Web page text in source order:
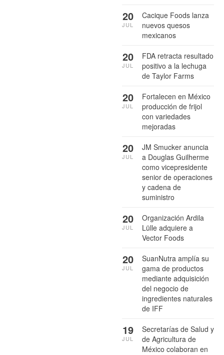
Cacique Foods lanza
nuevos quesos
mexicanos
20
JUL
FDA retracta resultado
positivo a la lechuga
de Taylor Farms
20
JUL
Fortalecen en México
producción de frijol
con variedades
mejoradas
20
JUL
JM Smucker anuncia
a Douglas Guilherme
como vicepresidente
senior de operaciones
y cadena de
suministro
20
JUL
Organización Ardila
Lülle adquiere a
Vector Foods
20
JUL
SuanNutra amplía su
gama de productos
mediante adquisición
del negocio de
ingredientes naturales
de IFF
20
JUL
Secretarías de Salud y
de Agricultura de
México colaboran en
19
JUL